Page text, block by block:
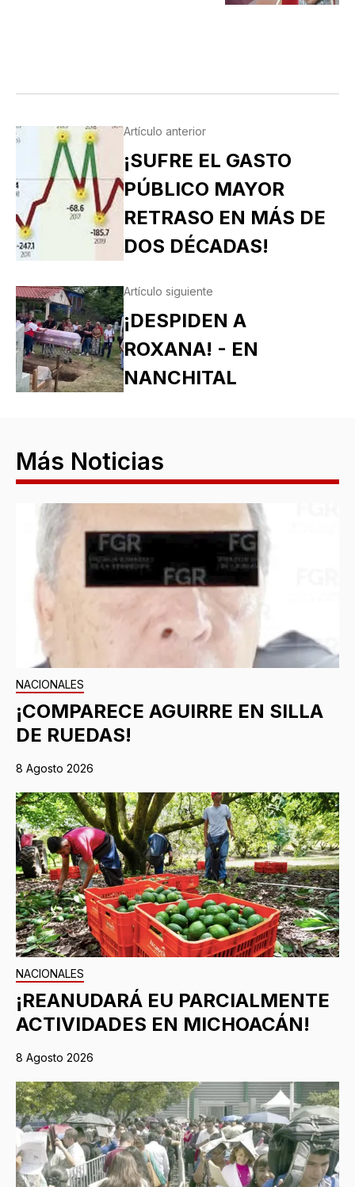
Artículo anterior
¡SUFRE EL GASTO
PÚBLICO MAYOR
RETRASO EN MÁS DE
DOS DÉCADAS!
Artículo siguiente
¡DESPIDEN A
ROXANA! - EN
NANCHITAL
Más Noticias
NACIONALES
¡COMPARECE AGUIRRE EN SILLA
DE RUEDAS!
8 Agosto 2026
NACIONALES
¡REANUDARÁ EU PARCIALMENTE
ACTIVIDADES EN MICHOACÁN!
8 Agosto 2026